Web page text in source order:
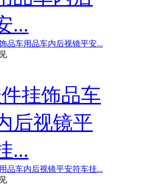
品车用品车内后视镜平安...
品车内后视镜平安符车挂...